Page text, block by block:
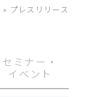
» プレスリリース
セミナー・
イベント